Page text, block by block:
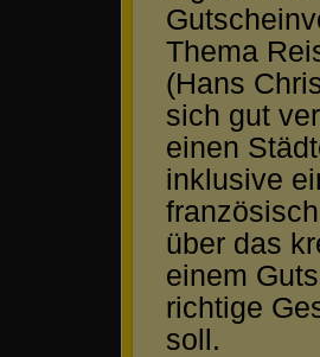
Thema
(Hans
sich gut
einen
inklusive
über das
einem
richtige
soll.